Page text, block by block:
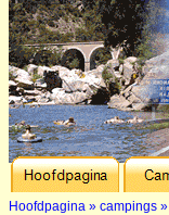
Hoofdpagina» campings»